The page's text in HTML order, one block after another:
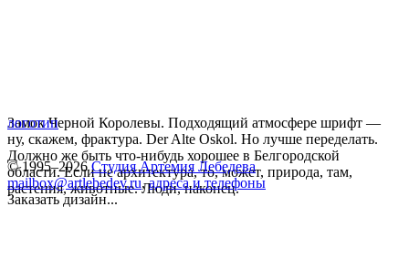
Замок Черной Королевы. Подходящий атмосфере шрифт —
ну, скажем, фрактура. Der Alte Oskol. Но лучше переделать.
Должно же быть что-нибудь хорошее в Белгородской
области. Если не архитектура, то, может, природа, там,
растения, животные. Люди, наконец.
логотип
© 1995–2026 Студия Артемия Лебедева
mailbox@artlebedev.ru, адреса и телефоны
Заказать дизайн...